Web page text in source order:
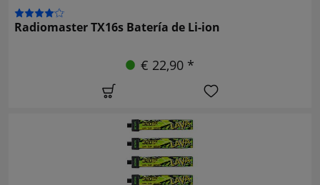
Radiomaster TX16s Batería de Li-ion
€ 22,90 *